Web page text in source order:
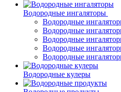
Водородные ингаляторы
Водородные
Водородные
Водородные
Водородные
Водородные
Водородные кулеры